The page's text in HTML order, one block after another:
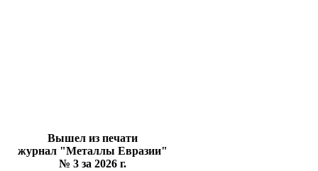
Вышел из печати
журнал "Металлы Евразии"
№ 3 за 2026 г.